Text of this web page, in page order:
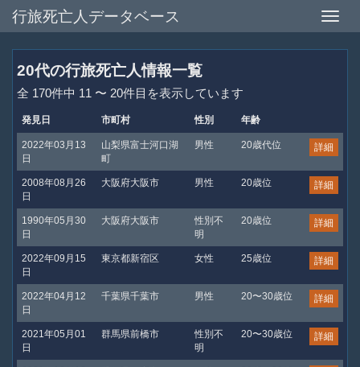
Toggle
行旅死亡人データベース
20代の行旅死亡人情報一覧
全 170件中 11 〜 20件目を表示しています
発見日 市町村 性別 年齢
2022年03月13
日
山梨県富士河口湖
町
男性 20歳代位 詳細
2008年08月26
日
大阪府大阪市 男性 20歳位 詳細
1990年05月30
日
大阪府大阪市
性別不
明
20歳位 詳細
2022年09月15
日
東京都新宿区 女性 25歳位 詳細
2022年04月12
日
千葉県千葉市 男性 20〜30歳位 詳細
2021年05月01
日
群馬県前橋市
性別不
明
20〜30歳位 詳細